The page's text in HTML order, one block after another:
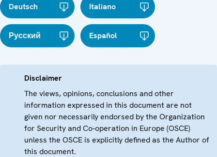
Deutsch Italiano
Русский Español
Disclaimer
The views, opinions, conclusions and other
information expressed in this document are not
given nor necessarily endorsed by the Organization
for Security and Co-operation in Europe (OSCE)
unless the OSCE is explicitly defined as the Author of
this document.